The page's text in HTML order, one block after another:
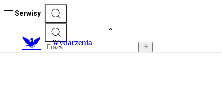
Serwisy
Wydarzenia